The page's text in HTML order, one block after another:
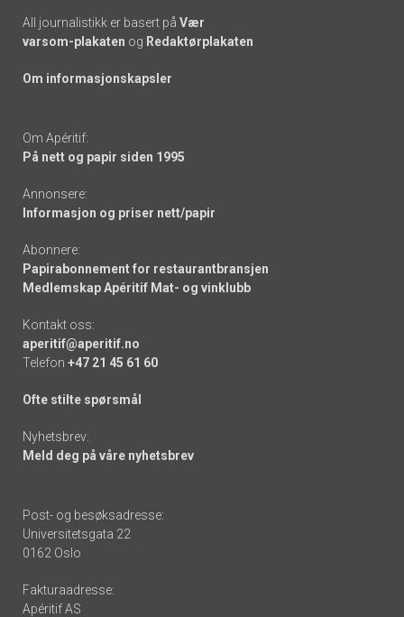
All journalistikk er basert på Vær
varsom-plakaten og Redaktørplakaten
Om informasjonskapsler
Om Apéritif:
På nett og papir siden 1995
Annonsere:
Informasjon og priser nett/papir
Abonnere:
Papirabonnement for restaurantbransjen
Medlemskap Apéritif Mat- og vinklubb
Kontakt oss:
aperitif@aperitif.no
Telefon +47 21 45 61 60
Ofte stilte spørsmål
Nyhetsbrev:
Meld deg på våre nyhetsbrev
Post- og besøksadresse:
Universitetsgata 22
0162 Oslo
Fakturaadresse:
Apéritif AS